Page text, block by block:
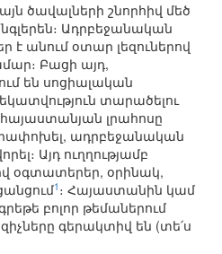
ծավալների շնորհիվ մեծ
Ադրբեջանական
է անում օտար լեզուներով
Բացի այդ,
են սոցիալական
տարածելու
հայաստանյան լրահոսը
ադրբեջանական
Այդ ուղղությամբ
օգտատերեր, օրինակ,
1 ։ Հայաստանին կամ
բոլոր թեմաներում
գերակտիվ են (տե՛ս